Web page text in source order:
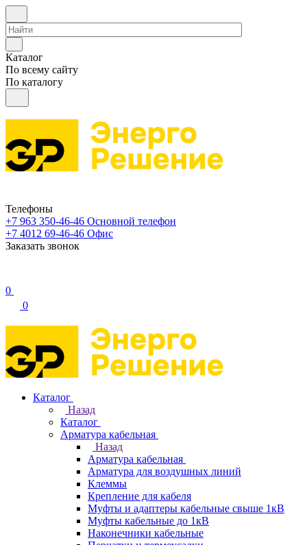
Каталог
По всему сайту
По каталогу
Телефоны
+7 963 350-46-46 Основной телефон
+7 4012 69-46-46 Офис
Заказать звонок
0
0
Каталог
Назад
Каталог
Арматура кабельная
Назад
Арматура кабельная
Арматура для воздушных линий
Клеммы
Крепление для кабеля
Муфты и адаптеры кабельные свыше 1кВ
Муфты кабельные до 1кВ
Наконечники кабельные